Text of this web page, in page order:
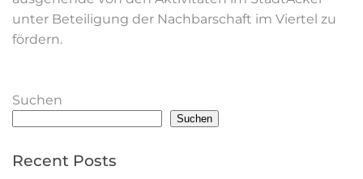
unter Beteiligung der Nachbarschaft im Viertel zu
fördern.
Suchen
Suchen
Recent Posts